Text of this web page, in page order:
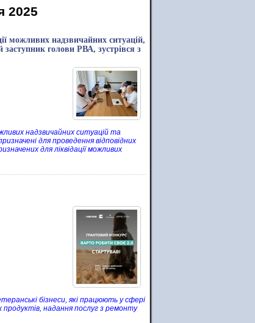
2025
можливих надзвичайних ситуацій,
заступник голови РВА, зустрівся з
надзвичайних ситуацій та
для проведення відповідних
для ліквідації можливих
бізнеси, які працюють у сфері
надання послуг з ремонту